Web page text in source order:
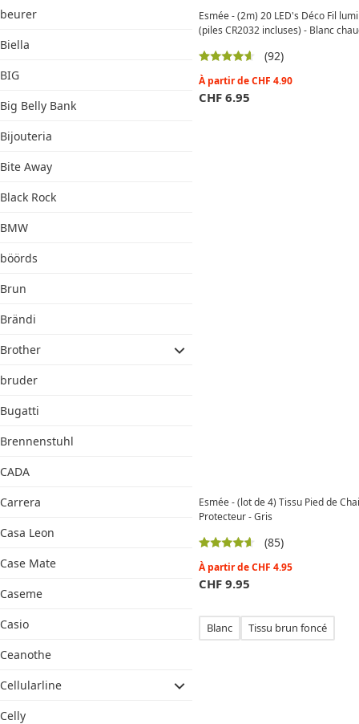
beurer
Biella
BIG
Big Belly Bank
Bijouteria
Bite Away
Black Rock
BMW
böörds
Brun
Brändi
Brother
bruder
Bugatti
Brennenstuhl
CADA
Carrera
Casa Leon
Case Mate
Caseme
Casio
Ceanothe
Cellularline
Celly
Esmée - (2m) 20 LED's Déco Fil
(piles CR2032 incluses) - Blanc
(92)
À partir deCHF 4.90
CHF 6.95
Esmée - (lot de 4) Tissu Pied de
Protecteur - Gris
(85)
À partir deCHF 4.95
CHF 9.95
Blanc Tissu brun foncé